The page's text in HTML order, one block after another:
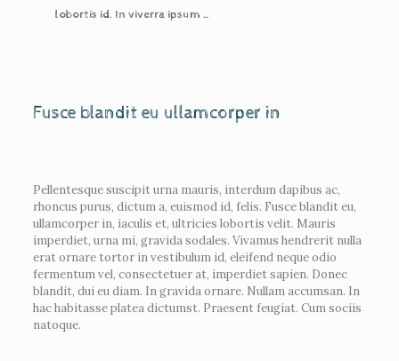
lobortis id. In viverra ipsum …
Fusce blandit eu ullamcorper in
Pellentesque suscipit urna mauris, interdum dapibus ac,
rhoncus purus, dictum a, euismod id, felis. Fusce blandit eu,
ullamcorper in, iaculis et, ultricies lobortis velit. Mauris
imperdiet, urna mi, gravida sodales. Vivamus hendrerit nulla
erat ornare tortor in vestibulum id, eleifend neque odio
fermentum vel, consectetuer at, imperdiet sapien. Donec
blandit, dui eu diam. In gravida ornare. Nullam accumsan. In
hac habitasse platea dictumst. Praesent feugiat. Cum sociis
natoque.